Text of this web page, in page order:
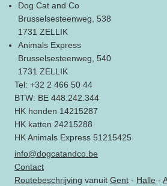
Dog Cat and Co
Brusselsesteenweg, 538
1731 ZELLIK
Animals Express
Brusselsesteenweg, 540
1731 ZELLIK
Tel: +32 2 466 50 44
BTW: BE 448.242.344
HK honden 14215287
HK katten 24215288
HK Animals Express 51215425
info@dogcatandco.be
Contact
Routebeschrijving vanuit Gent - Halle -